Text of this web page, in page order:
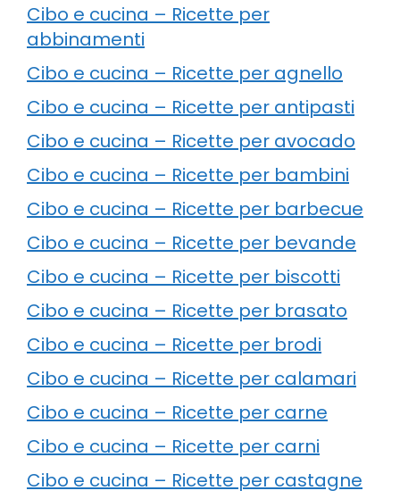
Cibo e cucina – Ricette per
abbinamenti
Cibo e cucina – Ricette per agnello
Cibo e cucina – Ricette per antipasti
Cibo e cucina – Ricette per avocado
Cibo e cucina – Ricette per bambini
Cibo e cucina – Ricette per barbecue
Cibo e cucina – Ricette per bevande
Cibo e cucina – Ricette per biscotti
Cibo e cucina – Ricette per brasato
Cibo e cucina – Ricette per brodi
Cibo e cucina – Ricette per calamari
Cibo e cucina – Ricette per carne
Cibo e cucina – Ricette per carni
Cibo e cucina – Ricette per castagne